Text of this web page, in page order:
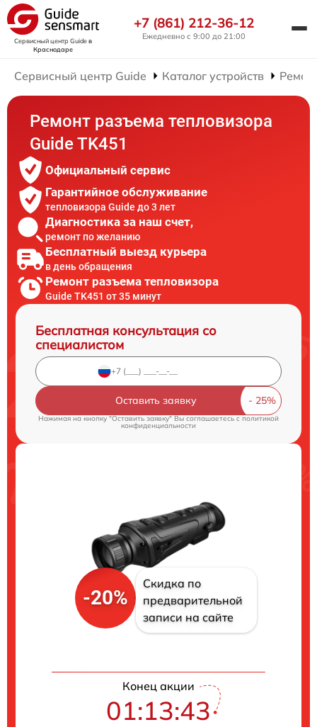
Сервисный центр Guideв
Краснодаре
+7 (861) 212-36-12
Ежедневно с 9:00 до 21:00
Сервисный центр Guide Каталог устройств
Ремонт разъема тепловизора
Guide TK451
Официальный сервис
Гарантийное обслуживание
тепловизора Guide до 3 лет
Диагностика за наш счет,
ремонт по желанию
Бесплатный выезд курьера
в день обращения
Ремонт разъема тепловизора
Guide TK451 от 35 минут
Бесплатная консультация со
специалистом
Оставить заявку
Нажимая на кнопку "Оставить заявку" Вы соглашаетесь cполитикой
конфиденциальности
-20%
Скидка по
предварительной
записи на сайте
Конец акции
01:13:42